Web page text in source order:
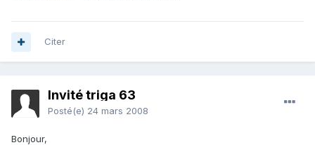
Citer
Invité triga 63
Posté(e) 24 mars 2008
Bonjour,